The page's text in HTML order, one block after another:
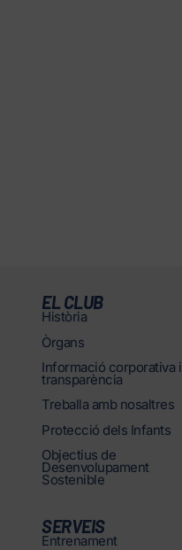
EL CLUB
Història
Òrgans
Informació corporativa i
transparència
Treballa amb nosaltres
Protecció dels Infants
Objectius de
Desenvolupament
Sostenible
SERVEIS
Entrenament